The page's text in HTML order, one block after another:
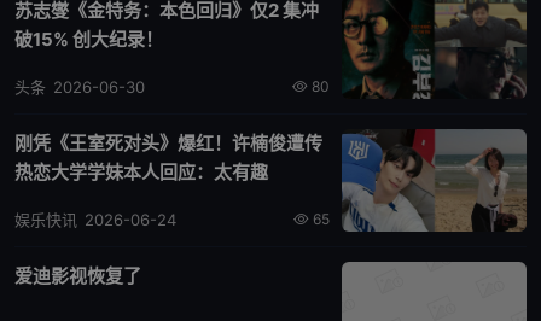
苏志燮《金特务：本色回归》仅2 集冲
破15% 创大纪录！
80
头条 2026-06-30
刚凭《王室死对头》爆红！许楠俊遭传
热恋大学学妹本人回应：太有趣
65
娱乐快讯 2026-06-24
爱迪影视恢复了